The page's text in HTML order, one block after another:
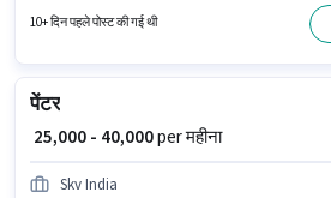
डिग्री/सर्टिफिकेट होना अनिवार्य है। मील, इंश्योरेंस, PF,
10+ दिन पहले पोस्ट की गई थी
पेंटर
₹ 25,000 - 40,000per महीना
Skv India